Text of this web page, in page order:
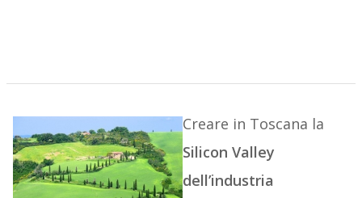
Creare in Toscana la
Silicon Valley
dell’industria